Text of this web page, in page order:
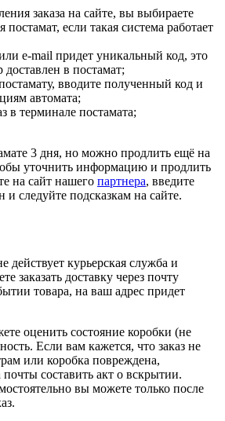
заказа на сайте, вы выбираете
постамат, если такая система работает
e-mail придет уникальный код, это
доставлен в постамат;
вводите полученный код и
автомата;
в терминале постамата;
3 дня, но можно продлить ещё на
уточнить информацию и продлить
на сайт нашего партнера, введите
и следуйте подсказкам на сайте.
действует курьерская служба и
заказать доставку через почту
товара, на ваш адрес придет
оценить состояние коробки (не
Если вам кажется, что заказ не
или коробка повреждена,
составить акт о вскрытии.
вы можете только после